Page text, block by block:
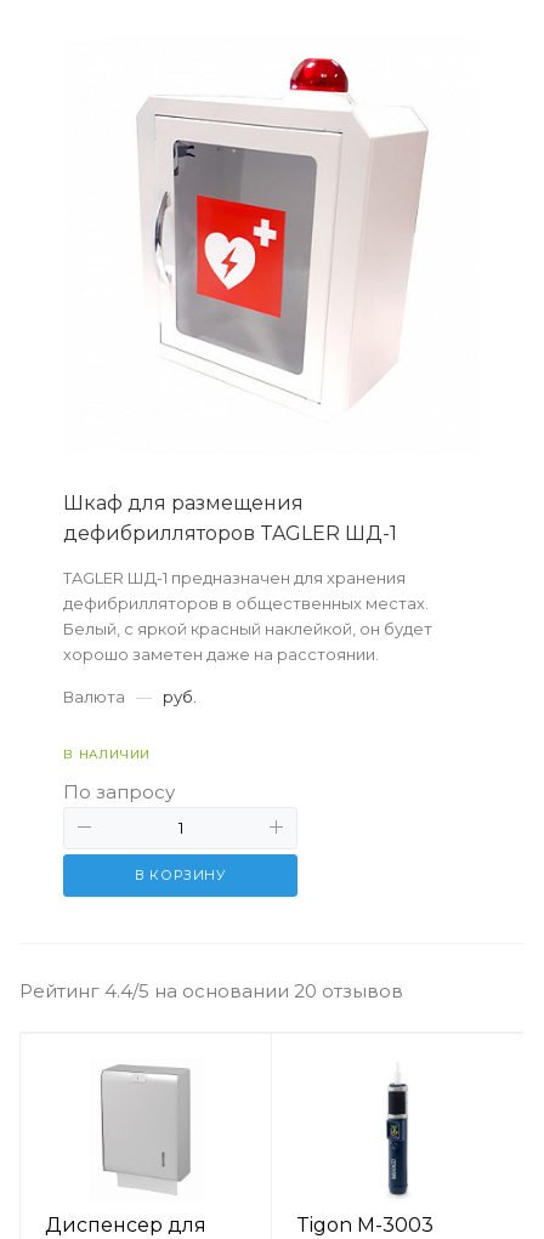
Шкаф для размещения
дефибрилляторов TAGLER ШД-1
TAGLER ШД-1 предназначен для хранения
дефибрилляторов в общественных местах.
Белый, с яркой красный наклейкой, он будет
хорошо заметен даже на расстоянии.
Валюта — руб.
В НАЛИЧИИ
По запросу
В КОРЗИНУ
Рейтинг 4.4/5 на основании 20 отзывов
Диспенсер для
Tigon M-3003